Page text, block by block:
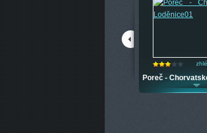
Poreč -